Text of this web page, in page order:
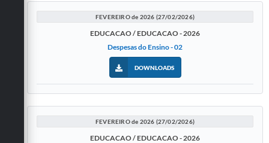
Telefones Úteis
Notícias
FEVEREIRO de 2026 (27/02/2026)
EDUCACAO / EDUCACAO - 2026
Despesas do Ensino - 02
DOWNLOADS
FEVEREIRO de 2026 (27/02/2026)
EDUCACAO / EDUCACAO - 2026